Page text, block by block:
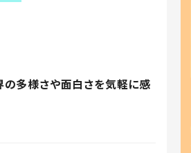
多様さや面白さを気軽に感